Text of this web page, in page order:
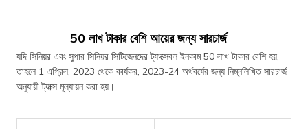
50 লাখ টাকার বেশি আয়ের জন্য সারচার্জ
যদি সিনিয়র এবং সুপার সিনিয়র সিটিজেনদের ট্যাক্সেবল ইনকাম 50 লাখ টাকার বেশি হয়,
তাহলে 1 এপ্রিল, 2023 থেকে কার্যকর, 2023-24 অর্থবর্ষের জন্য নিম্নলিখিত সারচার্জ
অনুযায়ী ট্যাক্স মূল্যায়ন করা হয়।